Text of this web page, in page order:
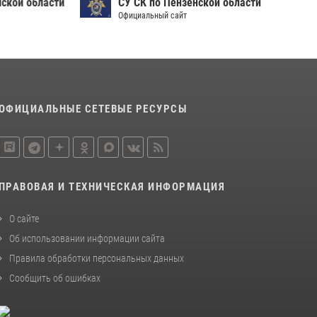
Сотрудники пензенского ОМОН «Страж»
05 августа 2026, 06:15 6
Пензенской области Павел Пучков посетил
11 июля 2026, 10:00
Официальный сайт
СЕТЕВЫЕ РЕСУРСЫ
ПРАВОВАЯ И ТЕХНИЧЕСКАЯ ИНФОРМАЦИЯ
О сайте
Об использовании информации сайта
Правила обработки персональных данных
Сообщить об ошибках